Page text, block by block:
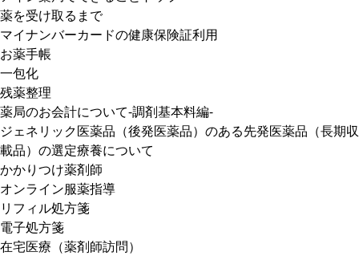
薬を受け取るまで
マイナンバーカードの健康保険証利用
お薬手帳
一包化
残薬整理
薬局のお会計について-調剤基本料編-
ジェネリック医薬品（後発医薬品）のある先発医薬品（長期収
載品）の選定療養について
かかりつけ薬剤師
オンライン服薬指導
リフィル処方箋
電子処方箋
在宅医療（薬剤師訪問）